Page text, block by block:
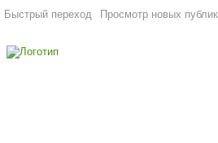
Быстрый переход Просмотр новых